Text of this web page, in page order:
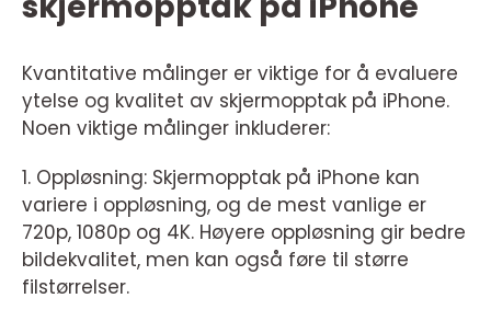
Kvantitative målinger er viktige for å evaluere
ytelse og kvalitet av skjermopptak på iPhone.
Noen viktige målinger inkluderer:
1. Oppløsning: Skjermopptak på iPhone kan
variere i oppløsning, og de mest vanlige er
720p, 1080p og 4K. Høyere oppløsning gir bedre
bildekvalitet, men kan også føre til større
filstørrelser.